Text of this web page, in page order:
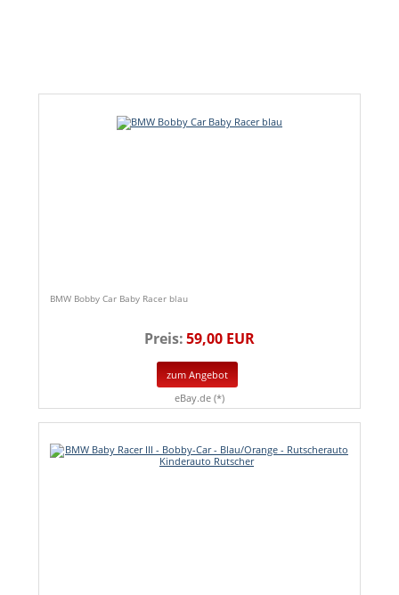
BMW Bobby Car Baby Racer blau
Preis:59,00 EUR
zum Angebot
eBay.de (*)